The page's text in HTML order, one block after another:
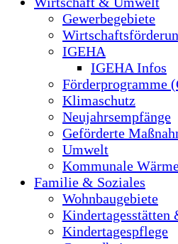
Gewerbegebiete
IGEHA
IGEHA Infos
Förderprogramme
Klimaschutz
Neujahrsempfänge
Geförderte
Umwelt
Kommunale
Familie & Soziales
Wohnbaugebiete
Kindertagesstätten
Kindertagespflege